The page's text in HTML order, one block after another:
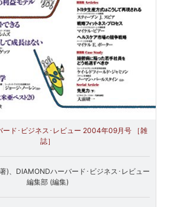
ード･ビジネス･レビュー 2004年09月号 ［雑
誌］
)、DIAMONDハーバード･ビジネス･レビュー
編集部 (編集)